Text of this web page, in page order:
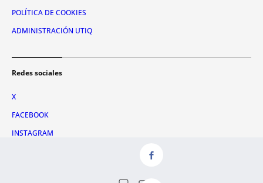
POLÍTICA DE COOKIES
ADMINISTRACIÓN UTIQ
Redes sociales
X
FACEBOOK
INSTAGRAM